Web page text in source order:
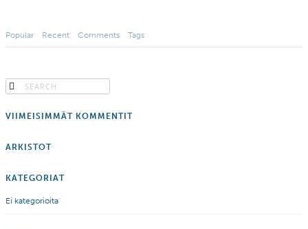
Popular Recent Comments Tags
VIIMEISIMMÄT KOMMENTIT
ARKISTOT
KATEGORIAT
Ei kategorioita